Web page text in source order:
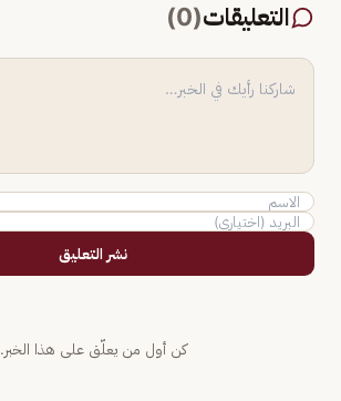
التعليقات(
0
)
نشر التعليق
كن أول من يعلّق على هذا الخبر.